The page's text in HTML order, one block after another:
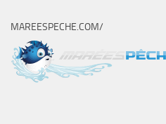
MAREESPECHE.COM/